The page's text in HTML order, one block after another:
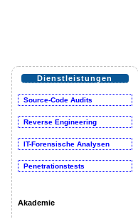
Dienstleistungen
Source-Code Audits
Reverse Engineering
IT-Forensische Analysen
Penetrationstests
Akademie